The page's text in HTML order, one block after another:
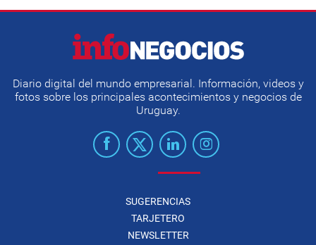
Diario digital del mundo empresarial. Información, videos y
fotos sobre los principales acontecimientos y negocios de
Uruguay.
SUGERENCIAS
TARJETERO
NEWSLETTER